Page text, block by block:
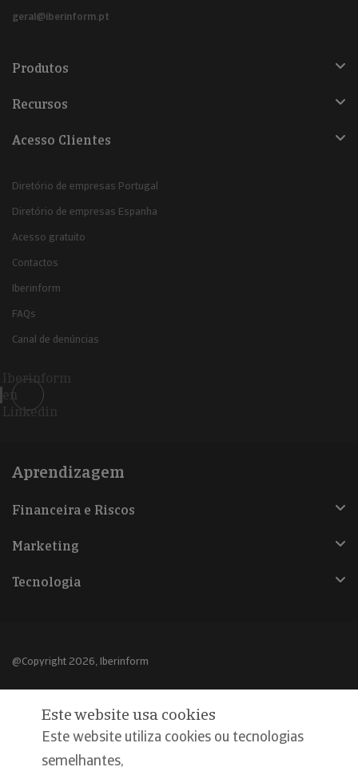
geral@iberinform.pt
Produtos
Recursos
Acesso Clientes
Diretório de empresas Portugal
Diretório de empresas Espanha
Acesso gratuito
Contactos
Iberinform
FAQs
Canal de denúncias
Iberinform
en
Linkedin
Aprendizagem
Financeira e Riscos
Marketing
Tecnologia
@Copyright 2026, Iberinform
Declaração de privacidade
Este website usa cookies
Este website utiliza cookies ou tecnologias
semelhantes,